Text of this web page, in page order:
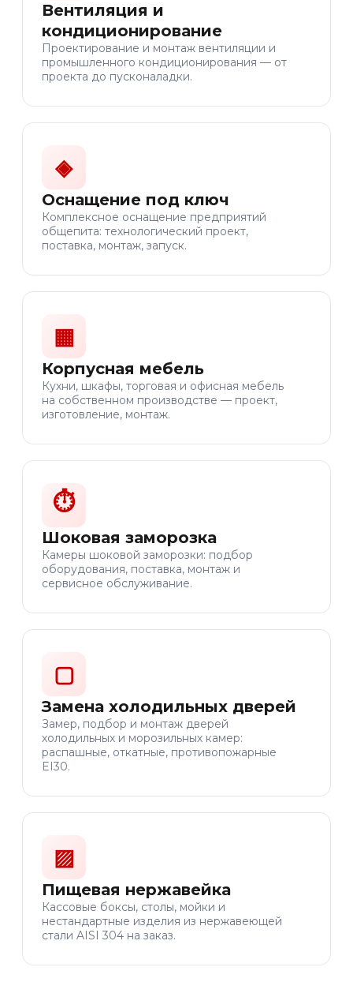
Вентиляция и
кондиционирование
Проектирование и монтаж вентиляции и
промышленного кондиционирования — от
проекта до пусконаладки.
◈
Оснащение под ключ
Комплексное оснащение предприятий
общепита: технологический проект,
поставка, монтаж, запуск.
▦
Корпусная мебель
Кухни, шкафы, торговая и офисная мебель
на собственном производстве — проект,
изготовление, монтаж.
⏱
Шоковая заморозка
Камеры шоковой заморозки: подбор
оборудования, поставка, монтаж и
сервисное обслуживание.
▢
Замена холодильных дверей
Замер, подбор и монтаж дверей
холодильных и морозильных камер:
распашные, откатные, противопожарные
EI30.
▨
Пищевая нержавейка
Кассовые боксы, столы, мойки и
нестандартные изделия из нержавеющей
стали AISI 304 на заказ.